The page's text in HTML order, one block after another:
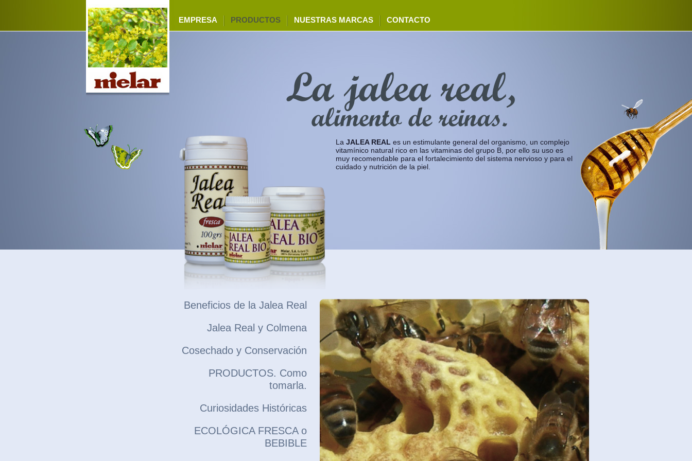
EMPRESA PRODUCTOS NUESTRAS MARCAS CONTACTO
La jalea real,
alimento de reinas.
La JALEA REAL es un estimulante general del organismo, un complejo
vitamínico natural rico en las vitaminas del grupo B, por ello su uso es
muy recomendable para el fortalecimiento del sistema nervioso y para el
cuidado y nutrición de la piel.
Beneficios de la Jalea Real
Jalea Real y Colmena
Cosechado y Conservación
PRODUCTOS. Como
tomarla.
Curiosidades Históricas
ECOLÓGICA FRESCA o
BEBIBLE